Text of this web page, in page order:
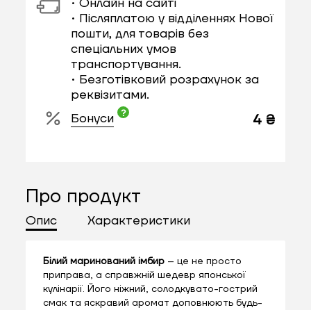
• Післяплатою у відділеннях Нової
пошти, для товарів без
спеціальних умов
транспортування.
• Безготівковий розрахунок за
реквізитами.
Бонуси
4 ₴
Про продукт
Опис Характеристики
Білий маринований імбир – це не просто
приправа, а справжній шедевр японської
кулінарії. Його ніжний, солодкувато-гострий
смак та яскравий аромат доповнюють будь-